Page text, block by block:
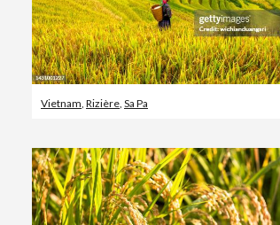
Vietnam, Rizière, Sa Pa